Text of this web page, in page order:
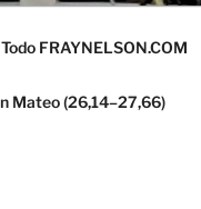
Todo FRAYNELSON.COM
Mateo (26,14–27,66)